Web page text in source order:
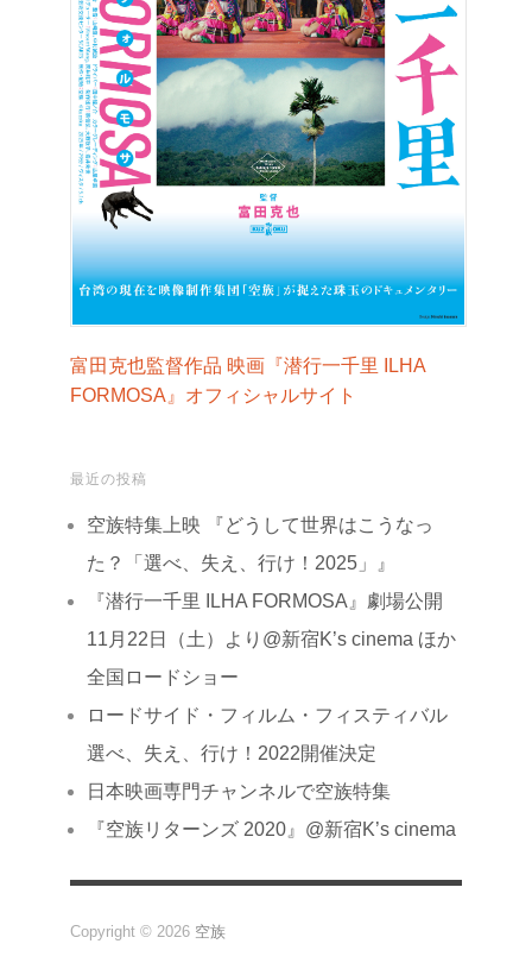
富田克也監督作品 映画『潜行一千里 ILHA
FORMOSA』オフィシャルサイト
最近の投稿
空族特集上映 『どうして世界はこうなっ
た？「選べ、失え、行け！2025」』
『潜行一千里 ILHA FORMOSA』劇場公開
11月22日（土）より@新宿K’s cinema ほか
全国ロードショー
ロードサイド・フィルム・フィスティバル
選べ、失え、行け！2022開催決定
日本映画専門チャンネルで空族特集
『空族リターンズ 2020』@新宿K’s cinema
Copyright © 2026 空族